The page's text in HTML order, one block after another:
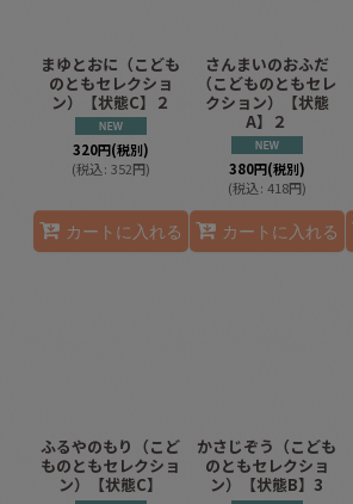
まゆとおに（こども
のともセレクショ
ン）【状態C】２
320円(税別)
(税込: 352円)
カートに入れる
さんまいのおふだ
（こどものともセレ
クション）【状態
A】２
380円(税別)
(税込: 418円)
カートに入れる
ふるやのもり（こど
ものともセレクショ
ン）【状態C】
かさじぞう（こども
のともセレクショ
ン）【状態B】3